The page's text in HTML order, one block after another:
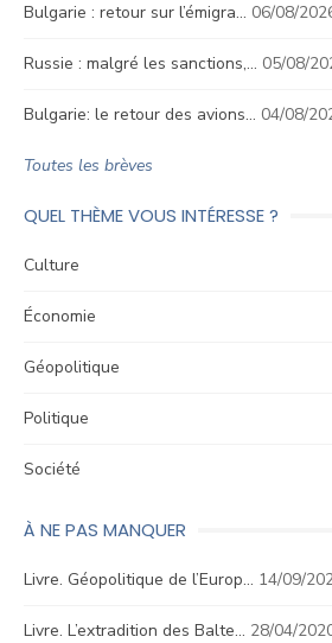
Bulgarie : retour sur l’émigra… 06/08/
Russie : malgré les sanctions,… 05/08/
Bulgarie: le retour des avions… 04/08/
Toutes les brèves
QUEL THÈME VOUS INTÉRESSE ?
Culture
Économie
Géopolitique
Politique
Société
À NE PAS MANQUER
Livre. Géopolitique de l’Europ… 14/09/
Livre. L’extradition des Balte… 28/04/